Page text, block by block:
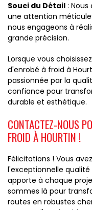
Souci du Détail :
une attention
nous engageons à
grande précision.
Lorsque vous
d'enrobé à froid à
passionnée par la
confiance pour
durable et esthétique.
CONTACTEZ-NOUS
FROID À HOURTIN !
Félicitations ! Vous
l'exceptionnelle qualité
apporte à chaque
sommes là pour
routes en robustes